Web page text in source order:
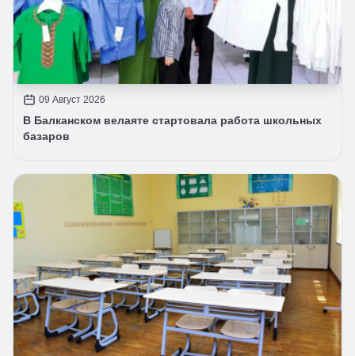
09 Август 2026
В Балканском велаяте стартовала работа школьных
базаров